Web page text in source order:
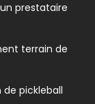
prestataire
terrain de
pickleball